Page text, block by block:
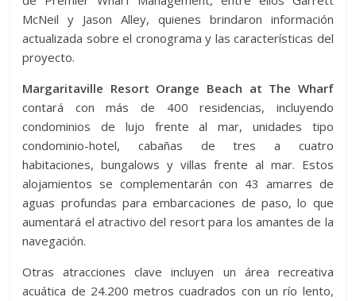
McNeil y Jason Alley, quienes brindaron información
actualizada sobre el cronograma y las características del
proyecto.
Margaritaville Resort Orange Beach at The Wharf
contará con más de 400 residencias, incluyendo
condominios de lujo frente al mar, unidades tipo
condominio-hotel, cabañas de tres a cuatro
habitaciones, bungalows y villas frente al mar. Estos
alojamientos se complementarán con 43 amarres de
aguas profundas para embarcaciones de paso, lo que
aumentará el atractivo del resort para los amantes de la
navegación.
Otras atracciones clave incluyen un área recreativa
acuática de 24.200 metros cuadrados con un río lento,